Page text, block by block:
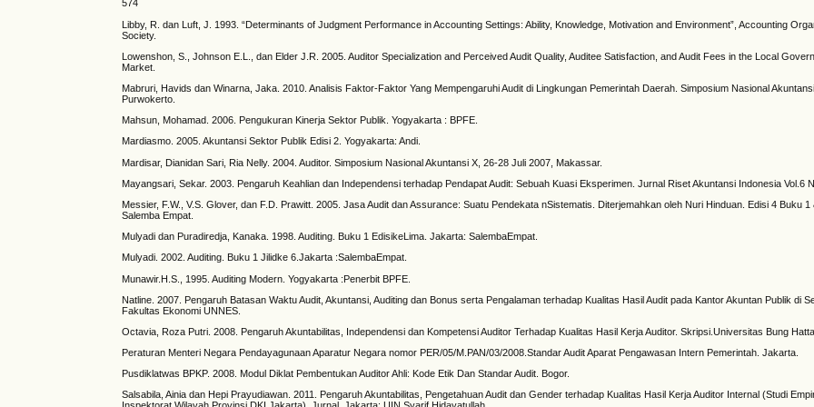
574
Libby, R. dan Luft, J. 1993. “Determinants of Judgment Performance in Accounting Settings: Ability, Knowledge, Motivation and Environment”, Accounting
Society.
Lowenshon, S., Johnson E.L., dan Elder J.R. 2005. Auditor Specialization and Perceived Audit Quality, Auditee Satisfaction, and Audit Fees in the Local
Market.
Mabruri, Havids dan Winarna, Jaka. 2010. Analisis Faktor-Faktor Yang Mempengaruhi Audit di Lingkungan Pemerintah Daerah. Simposium Nasional
Purwokerto.
Mahsun, Mohamad. 2006. Pengukuran Kinerja Sektor Publik. Yogyakarta : BPFE.
Mardiasmo. 2005. Akuntansi Sektor Publik Edisi 2. Yogyakarta: Andi.
Mardisar, Dianidan Sari, Ria Nelly. 2004. Auditor. Simposium Nasional Akuntansi X, 26-28 Juli 2007, Makassar.
Mayangsari, Sekar. 2003. Pengaruh Keahlian dan Independensi terhadap Pendapat Audit: Sebuah Kuasi Eksperimen. Jurnal Riset Akuntansi Indonesia Vol.6
Messier, F.W., V.S. Glover, dan F.D. Prawitt. 2005. Jasa Audit dan Assurance: Suatu Pendekata nSistematis. Diterjemahkan oleh Nuri Hinduan. Edisi 4 Buku
Salemba Empat.
Mulyadi dan Puradiredja, Kanaka. 1998. Auditing. Buku 1 EdisikeLima. Jakarta: SalembaEmpat.
Mulyadi. 2002. Auditing. Buku 1 Jilidke 6.Jakarta :SalembaEmpat.
Munawir.H.S., 1995. Auditing Modern. Yogyakarta :Penerbit BPFE.
Natline. 2007. Pengaruh Batasan Waktu Audit, Akuntansi, Auditing dan Bonus serta Pengalaman terhadap Kualitas Hasil Audit pada Kantor Akuntan Publik di
Fakultas Ekonomi UNNES.
Octavia, Roza Putri. 2008. Pengaruh Akuntabilitas, Independensi dan Kompetensi Auditor Terhadap Kualitas Hasil Kerja Auditor. Skripsi.Universitas Bung
Peraturan Menteri Negara Pendayagunaan Aparatur Negara nomor PER/05/M.PAN/03/2008.Standar Audit Aparat Pengawasan Intern Pemerintah. Jakarta.
Pusdiklatwas BPKP. 2008. Modul Diklat Pembentukan Auditor Ahli: Kode Etik Dan Standar Audit. Bogor.
Salsabila, Ainia dan Hepi Prayudiawan. 2011. Pengaruh Akuntabilitas, Pengetahuan Audit dan Gender terhadap Kualitas Hasil Kerja Auditor Internal (Studi